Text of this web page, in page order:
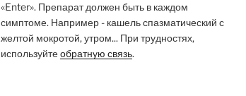
«Enter». Препарат должен быть в каждом
симптоме. Например - кашель спазматический с
желтой мокротой, утром... При трудностях,
используйтеобратную связь.